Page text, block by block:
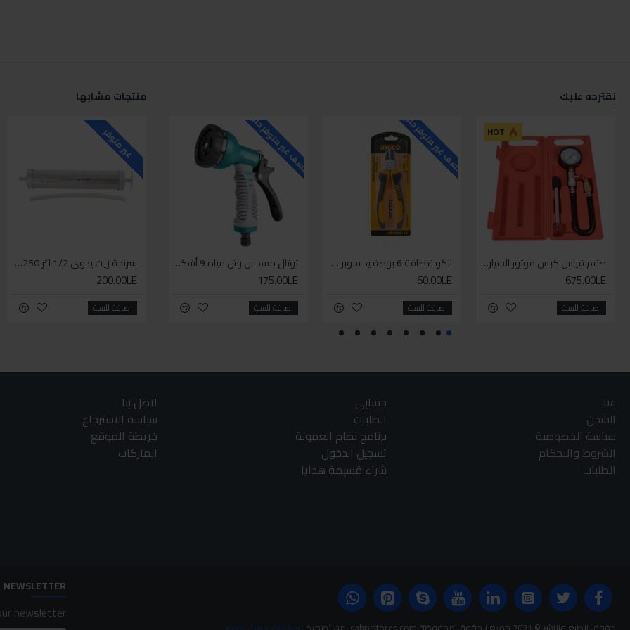
نقترحه عليك
HOT
طقم قياس كبس موتور السياره 3 ق
675.00LE
اضافة للسلة
للاسف غير متوفر حاليا
انكو قصافة 6 بوصة يد سوبر وان
60.00LE
اضافة للسلة
للاسف غير متوفر حاليا
توتال مسدس رش مياه 9 أشكال
175.00LE
اضافة للسلة
للاسف غير متوفر حاليا
سيكا مانع تسرب زجاجي لاصق اسود 600 مل
225.00LE
اضافة للسلة
منتجات مشابها
غير متوفر
سرنجة زيت يدوى 1/2 لتر 9BT250
200.00LE
اضافة للسلة
عنا
الشحن
سياسة الخصوصية
الشروط والاحكام
الطلبات
حسابي
الطلبات
برنامج نظام العمولة
تسجيل الدخول
شراء قسيمة هدايا
اتصل بنا
سياسة الاسترجاع
خريطة الموقع
الماركات
NEWSLETTER
newsletter.